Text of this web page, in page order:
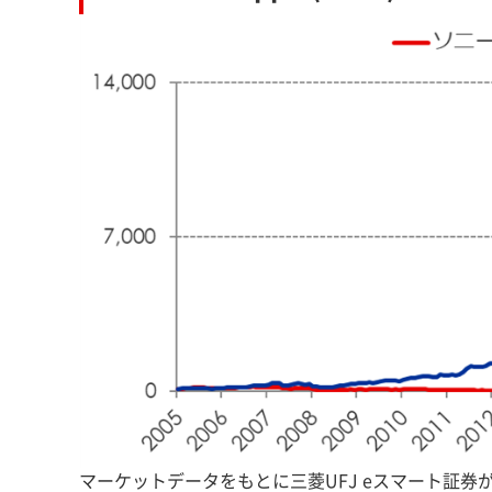
マーケットデータをもとに三菱UFJ eスマート証券